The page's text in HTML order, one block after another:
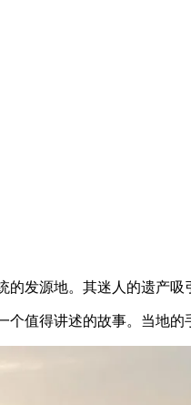
发源地。其迷人的遗产吸
值得讲述的故事。当地的